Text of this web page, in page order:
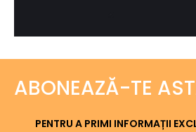
ABONEAZĂ-TE
PENTRU A PRIMI INFORMAȚII